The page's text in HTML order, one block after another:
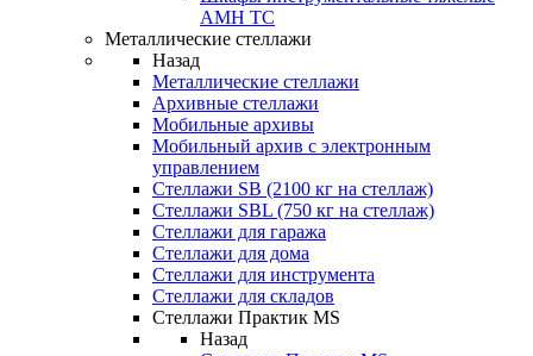
AMH TC
Металлические стеллажи
Назад
Металлические стеллажи
Архивные стеллажи
Мобильные архивы
Мобильный архив с электронным
управлением
Стеллажи SB (2100 кг на стеллаж)
Стеллажи SBL (750 кг на стеллаж)
Стеллажи для гаража
Стеллажи для дома
Стеллажи для инструмента
Стеллажи для складов
Стеллажи Практик MS
Назад